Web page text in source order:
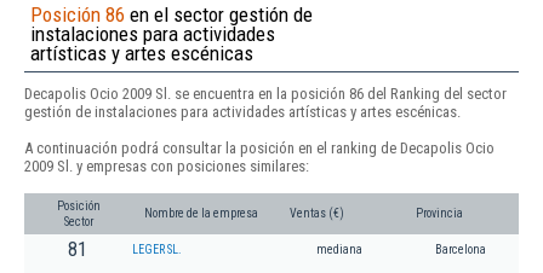
Posición 86 en el sector gestión de
instalaciones para actividades
artísticas y artes escénicas
Decapolis Ocio 2009 Sl. se encuentra en la posición 86 del Ranking del sector
gestión de instalaciones para actividades artísticas y artes escénicas.
A continuación podrá consultar la posición en el ranking de Decapolis Ocio
2009 Sl. y empresas con posiciones similares:
Posición
Sector
Nombre de la empresa Ventas (€) Provincia
81 LEGER SL. mediana Barcelona